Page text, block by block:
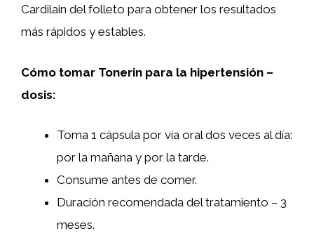
Cardilain del folleto para obtener los resultados
más rápidos y estables.
Cómo tomar Tonerin para la hipertensión –
dosis:
Toma 1 cápsula por vía oral dos veces al día:
por la mañana y por la tarde.
Consume antes de comer.
Duración recomendada del tratamiento – 3
meses.